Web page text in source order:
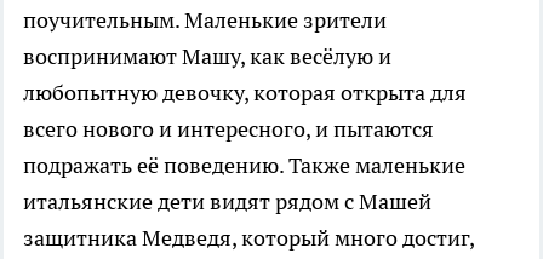
поучительным. Маленькие зрители
воспринимают Машу, как весёлую и
любопытную девочку, которая открыта для
всего нового и интересного, и пытаются
подражать её поведению. Также маленькие
итальянские дети видят рядом с Машей
защитника Медведя, который много достиг,